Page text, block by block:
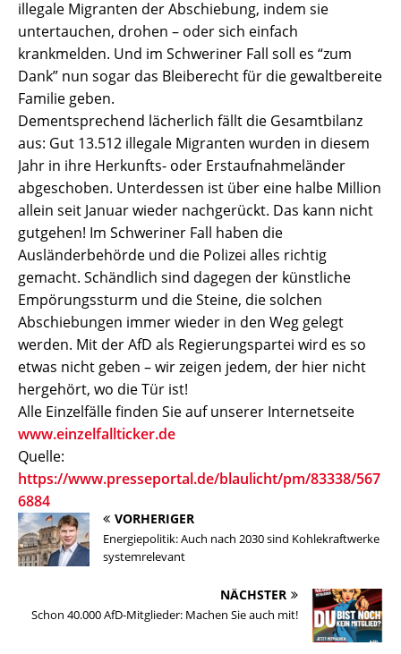
illegale Migranten der Abschiebung, indem sie
untertauchen, drohen – oder sich einfach
krankmelden. Und im Schweriner Fall soll es “zum
Dank” nun sogar das Bleiberecht für die gewaltbereite
Familie geben.
Dementsprechend lächerlich fällt die Gesamtbilanz
aus: Gut 13.512 illegale Migranten wurden in diesem
Jahr in ihre Herkunfts- oder Erstaufnahmeländer
abgeschoben. Unterdessen ist über eine halbe Million
allein seit Januar wieder nachgerückt. Das kann nicht
gutgehen! Im Schweriner Fall haben die
Ausländerbehörde und die Polizei alles richtig
gemacht. Schändlich sind dagegen der künstliche
Empörungssturm und die Steine, die solchen
Abschiebungen immer wieder in den Weg gelegt
werden. Mit der AfD als Regierungspartei wird es so
etwas nicht geben – wir zeigen jedem, der hier nicht
hergehört, wo die Tür ist!
Alle Einzelfälle finden Sie auf unserer Internetseite
www.einzelfallticker.de
Quelle:
https://www.presseportal.de/blaulicht/pm/83338/567
6884
VORHERIGER
Energiepolitik: Auch nach 2030 sind Kohlekraftwerke
systemrelevant
NÄCHSTER
Schon 40.000 AfD-Mitglieder: Machen Sie auch mit!